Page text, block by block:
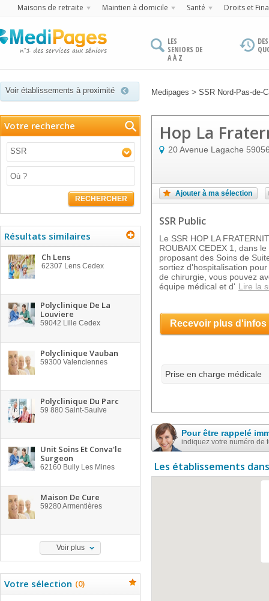
Maisons de retraite Maintien à domicile Santé Droits et
LES
SENIORS DE
A À Z
Voir établissements à proximité Medipages > SSR Nord-Pas-de-
Votre recherche
SSR
RECHERCHER
Résultats similaires
Ch Lens
62307 Lens Cedex
Polyclinique De La
Louviere
59042 Lille Cedex
Polyclinique Vauban
59300 Valenciennes
Polyclinique Du Parc
59 880 Saint-Saulve
Unit Soins Et Conva'le
Surgeon
62160 Bully Les Mines
Maison De Cure
59280Armentières
Voir plus
Votre sélection (0)
Hop La
20 Avenue Lagache
Ajouter à ma sélection
SSR Public
Le SSR HOP LA
ROUBAIX CEDEX 1, dans
proposant des Soins de
sortiez d'hospitalisation
de chirurgie, vous pouvez
équipe médical et d' Lire la
Recevoir plus d'infos
Prise en charge médicale
Pour être rappelé
indiquez votre numéro de
Les établissements